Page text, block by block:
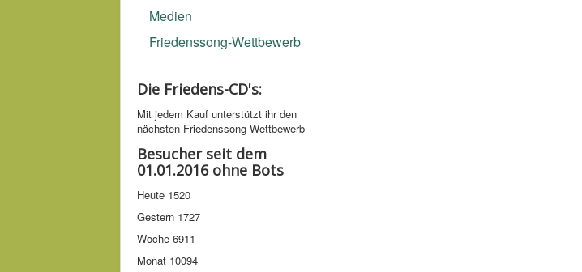
Medien
Friedenssong-Wettbewerb
Die Friedens-CD's:
Mit jedem Kauf unter­stützt ihr den
nächsten Friedens­song-­Wettbe­werb
Besucher seit dem
01.01.2016 ohne Bots
Heute 1520
Gestern 1727
Woche 6911
Monat 10094